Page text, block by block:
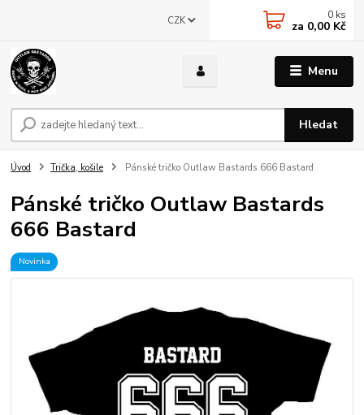
Menu
CZK
Hledat
0 ks
za 0,00 Kč
Úvod Trička, košile Pánské tričko Outlaw Bastards 666 Bastard
Pánské tričko Outlaw Bastards
666 Bastard
Novinka